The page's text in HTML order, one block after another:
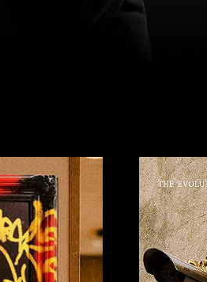
ЦИКЛ
ЛИШНИХ
ЗАБОТ